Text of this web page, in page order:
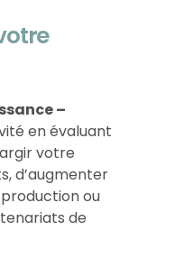
–
en évaluant
votre
d’augmenter
ou
de